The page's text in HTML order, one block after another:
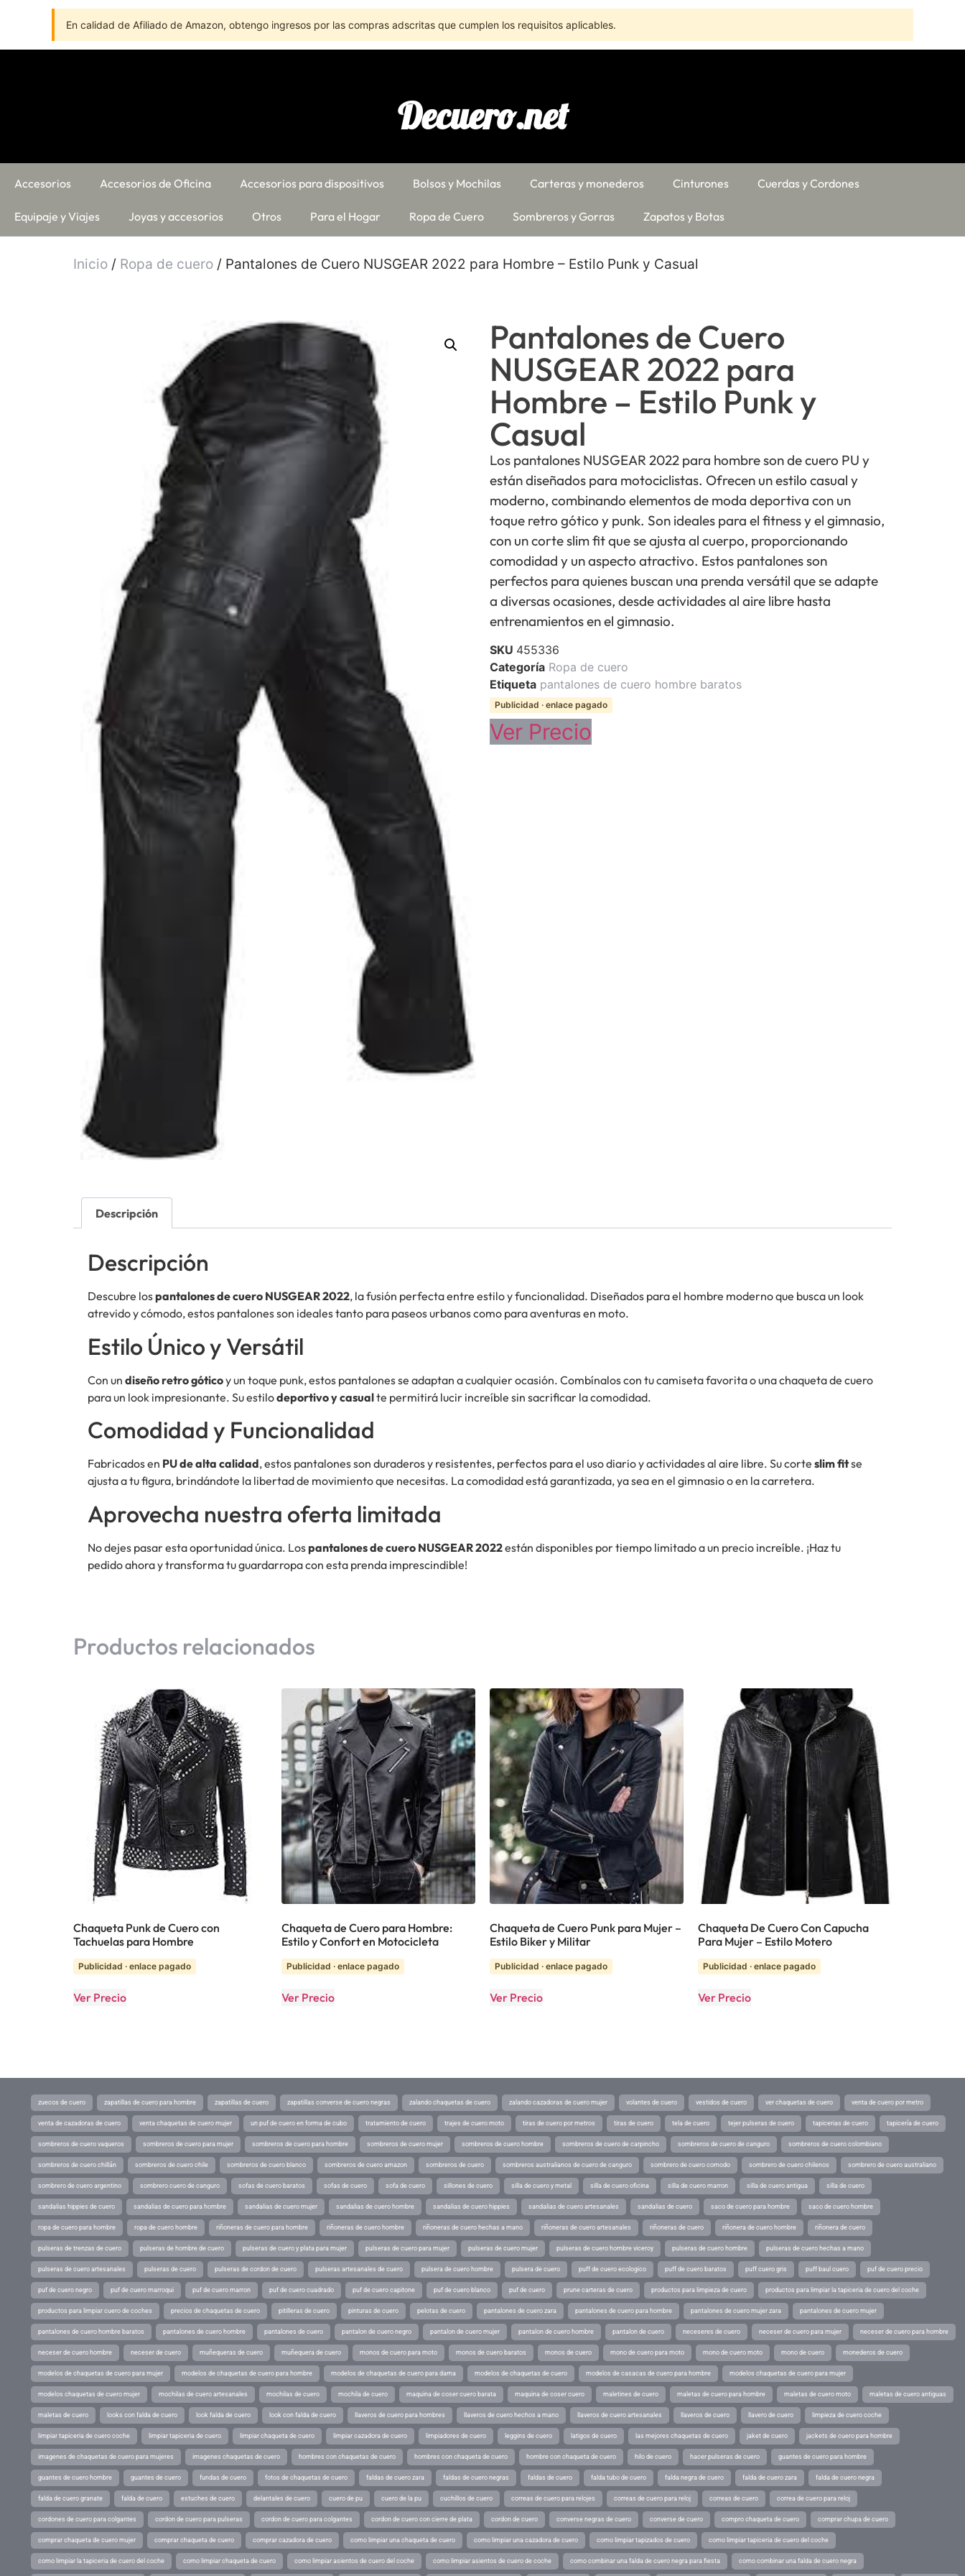
En calidad de Afiliado de Amazon, obtengo ingresos por las compras adscritas que cumplen los requisitos aplicables.
Decuero.net
Accesorios Accesorios de Oficina Accesorios para dispositivos Bolsos y Mochilas Carteras y monederos Cinturones Cuerdas y Cordones
Equipaje y Viajes Joyas y accesorios Otros Para el Hogar Ropa de Cuero Sombreros y Gorras Zapatos y Botas
Inicio / Ropa de cuero / Pantalones de Cuero NUSGEAR 2022 para Hombre – Estilo Punk y Casual
Pantalones de Cuero
NUSGEAR 2022 para
Hombre – Estilo Punk y
Casual
Los pantalones NUSGEAR 2022 para hombre son de cuero PU y
están diseñados para motociclistas. Ofrecen un estilo casual y
moderno, combinando elementos de moda deportiva con un
toque retro gótico y punk. Son ideales para el fitness y el gimnasio,
con un corte slim fit que se ajusta al cuerpo, proporcionando
comodidad y un aspecto atractivo. Estos pantalones son
perfectos para quienes buscan una prenda versátil que se adapte
a diversas ocasiones, desde actividades al aire libre hasta
entrenamientos en el gimnasio.
SKU 455336
Categoría Ropa de cuero
Etiqueta pantalones de cuero hombre baratos
Publicidad · enlace pagado
Ver Precio
Descripción
Descripción
Descubre lospantalones de cuero NUSGEAR 2022, la fusión perfecta entre estilo y funcionalidad. Diseñados para el hombre moderno que busca un look
atrevido y cómodo, estos pantalones son ideales tanto para paseos urbanos como para aventuras en moto.
Estilo Único y Versátil
Con un diseño retro góticoy un toque punk, estos pantalones se adaptan a cualquier ocasión. Combínalos con tu camiseta favorita o una chaqueta de cuero
para un look impresionante. Su estilodeportivo y casualte permitirá lucir increíble sin sacrificar la comodidad.
Comodidad y Funcionalidad
Fabricados en PU de alta calidad, estos pantalones son duraderos y resistentes, perfectos para el uso diario y actividades al aire libre. Su corte slim fitse
ajusta a tu figura, brindándote la libertad de movimiento que necesitas. La comodidad está garantizada, ya sea en el gimnasio o en la carretera.
Aprovecha nuestra oferta limitada
No dejes pasar esta oportunidad única. Lospantalones de cuero NUSGEAR 2022están disponibles por tiempo limitado a un precio increíble. ¡Haz tu
pedido ahora y transforma tu guardarropa con esta prenda imprescindible!
Productos relacionados
Chaqueta Punk de Cuero con
Tachuelas para Hombre
Publicidad · enlace pagado
Ver Precio
Chaqueta de Cuero para Hombre:
Estilo y Confort en Motocicleta
Publicidad · enlace pagado
Ver Precio
Chaqueta de Cuero Punk para Mujer –
Estilo Biker y Militar
Publicidad · enlace pagado
Ver Precio
Chaqueta De Cuero Con Capucha
Para Mujer – Estilo Motero
Publicidad · enlace pagado
Ver Precio
zuecos de cuero zapatillas de cuero para hombre zapatillas de cuero zapatillas converse de cuero negras zalando chaquetas de cuero zalando cazadoras de cuero mujer volantes de cuero vestidos de cuero ver chaquetas de cuero venta de cuero por metro
venta de cazadoras de cuero venta chaquetas de cuero mujer un puf de cuero en forma de cubo tratamiento de cuero trajes de cuero moto tiras de cuero por metros tiras de cuero tela de cuero tejer pulseras de cuero tapicerias de cuero tapicería de cuero
sombreros de cuero vaqueros sombreros de cuero para mujer sombreros de cuero para hombre sombreros de cuero mujer sombreros de cuero hombre sombreros de cuero de carpincho sombreros de cuero de canguro sombreros de cuero colombiano
sombreros de cuero chillán sombreros de cuero chile sombreros de cuero blanco sombreros de cuero amazon sombreros de cuero sombreros australianos de cuero de canguro sombrero de cuero comodo sombrero de cuero chilenos sombrero de cuero australiano
sombrero de cuero argentino sombrero cuero de canguro sofas de cuero baratos sofas de cuero sofa de cuero sillones de cuero silla de cuero y metal silla de cuero oficina silla de cuero marron silla de cuero antigua silla de cuero
sandalias hippies de cuero sandalias de cuero para hombre sandalias de cuero mujer sandalias de cuero hombre sandalias de cuero hippies sandalias de cuero artesanales sandalias de cuero saco de cuero para hombre saco de cuero hombre
ropa de cuero para hombre ropa de cuero hombre riñoneras de cuero para hombre riñoneras de cuero hombre riñoneras de cuero hechas a mano riñoneras de cuero artesanales riñoneras de cuero riñonera de cuero hombre riñonera de cuero
pulseras de trenzas de cuero pulseras de hombre de cuero pulseras de cuero y plata para mujer pulseras de cuero para mujer pulseras de cuero mujer pulseras de cuero hombre viceroy pulseras de cuero hombre pulseras de cuero hechas a mano
pulseras de cuero artesanales pulseras de cuero pulseras de cordon de cuero pulseras artesanales de cuero pulsera de cuero hombre pulsera de cuero puff de cuero ecologico puff de cuero baratos puff cuero gris puff baul cuero puf de cuero precio
puf de cuero negro puf de cuero marroqui puf de cuero marron puf de cuero cuadrado puf de cuero capitone puf de cuero blanco puf de cuero prune carteras de cuero productos para limpieza de cuero productos para limpiar la tapiceria de cuero del coche
productos para limpiar cuero de coches precios de chaquetas de cuero pitilleras de cuero pinturas de cuero pelotas de cuero pantalones de cuero zara pantalones de cuero para hombre pantalones de cuero mujer zara pantalones de cuero mujer
pantalones de cuero hombre baratos pantalones de cuero hombre pantalones de cuero pantalon de cuero negro pantalon de cuero mujer pantalon de cuero hombre pantalon de cuero neceseres de cuero neceser de cuero para mujer neceser de cuero para hombre
neceser de cuero hombre neceser de cuero muñequeras de cuero muñequera de cuero monos de cuero para moto monos de cuero baratos monos de cuero mono de cuero para moto mono de cuero moto mono de cuero monederos de cuero
modelos de chaquetas de cuero para mujer modelos de chaquetas de cuero para hombre modelos de chaquetas de cuero para dama modelos de chaquetas de cuero modelos de casacas de cuero para hombre modelos chaquetas de cuero para mujer
modelos chaquetas de cuero mujer mochilas de cuero artesanales mochilas de cuero mochila de cuero maquina de coser cuero barata maquina de coser cuero maletines de cuero maletas de cuero para hombre maletas de cuero moto maletas de cuero antiguas
maletas de cuero looks con falda de cuero look falda de cuero look con falda de cuero llaveros de cuero para hombres llaveros de cuero hechos a mano llaveros de cuero artesanales llaveros de cuero llavero de cuero limpieza de cuero coche
limpiar tapiceria de cuero coche limpiar tapiceria de cuero limpiar chaqueta de cuero limpiar cazadora de cuero limpiadores de cuero leggins de cuero latigos de cuero las mejores chaquetas de cuero jaket de cuero jackets de cuero para hombre
imagenes de chaquetas de cuero para mujeres imagenes chaquetas de cuero hombres con chaquetas de cuero hombres con chaqueta de cuero hombre con chaqueta de cuero hilo de cuero hacer pulseras de cuero guantes de cuero para hombre
guantes de cuero hombre guantes de cuero fundas de cuero fotos de chaquetas de cuero faldas de cuero zara faldas de cuero negras faldas de cuero falda tubo de cuero falda negra de cuero falda de cuero zara falda de cuero negra
falda de cuero granate falda de cuero estuches de cuero delantales de cuero cuero de pu cuero de la pu cuchillos de cuero correas de cuero para relojes correas de cuero para reloj correas de cuero correa de cuero para reloj
cordones de cuero para colgantes cordon de cuero para pulseras cordon de cuero para colgantes cordon de cuero con cierre de plata cordon de cuero converse negras de cuero converse de cuero compro chaqueta de cuero comprar chupa de cuero
comprar chaqueta de cuero mujer comprar chaqueta de cuero comprar cazadora de cuero como limpiar una chaqueta de cuero como limpiar una cazadora de cuero como limpiar tapizados de cuero como limpiar tapiceria de cuero del coche
como limpiar la tapiceria de cuero del coche como limpiar chaqueta de cuero como limpiar asientos de cuero del coche como limpiar asientos de cuero de coche como combinar una falda de cuero negra para fiesta como combinar una falda de cuero negra